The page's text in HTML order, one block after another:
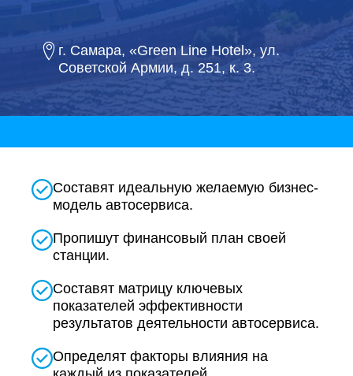
г. Самара, «Green Line Hotel», ул.
Советской Армии, д. 251, к. 3.
Составят идеальную желаемую бизнес-
модель автосервиса.
Пропишут финансовый план своей
станции.
Составят матрицу ключевых
показателей эффективности
результатов деятельности автосервиса.
Определят факторы влияния на